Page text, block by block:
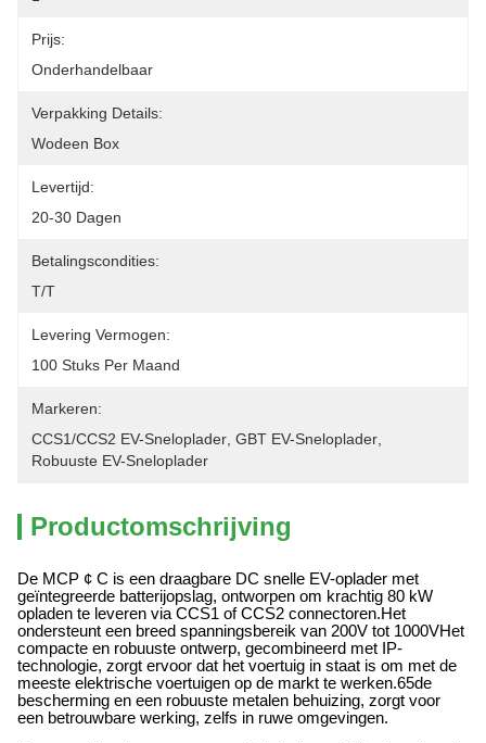
Prijs:
Onderhandelbaar
Verpakking Details:
Wodeen Box
Levertijd:
20-30 Dagen
Betalingscondities:
T/T
Levering Vermogen:
100 Stuks Per Maand
Markeren:
CCS1/CCS2 EV-Sneloplader GBT EV-Sneloplader
Robuuste EV-Sneloplader
Productomschrijving
De MCP ¢ C is een draagbare DC snelle EV-oplader met
geïntegreerde batterijopslag, ontworpen om krachtig 80 kW
opladen te leveren via CCS1 of CCS2 connectoren.Het
ondersteunt een breed spanningsbereik van 200V tot 1000VHet
compacte en robuuste ontwerp, gecombineerd met IP-
technologie, zorgt ervoor dat het voertuig in staat is om met de
meeste elektrische voertuigen op de markt te werken.65de
bescherming en een robuuste metalen behuizing, zorgt voor
een betrouwbare werking, zelfs in ruwe omgevingen.